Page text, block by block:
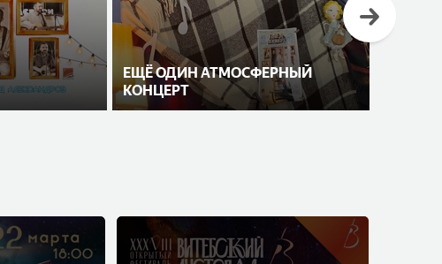
ЕЩЁ ОДИН АТМОСФЕРНЫЙ
КОНЦЕРТ